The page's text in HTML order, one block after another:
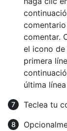
comentar.
el icono
primera
última
Teclea tu